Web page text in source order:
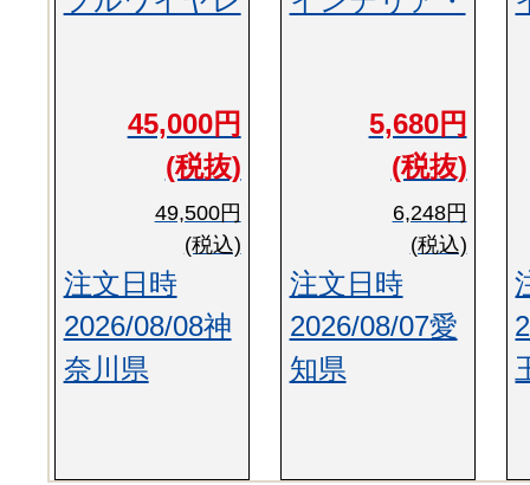
45,000円
(税抜)
49,500円
(税込)
注文日時
2026/08/08神
奈川県
5,680円
(税抜)
6,248円
(税込)
注文日時
2026/08/07愛
知県